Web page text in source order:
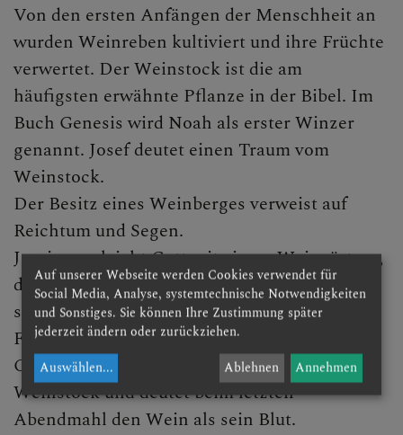
GLAUBEN
ERLEBEN
Pilgern
Lange Nacht der Kirchen
Dom & Hl. Hippolyt
Kirchen- & Denkmalpflege
Lesefreude
Seelische Gesundheit
Von den ersten Anfängen der Menschheit an
wurden Weinreben kultiviert und ihre Früchte
verwertet. Der Weinstock ist die am
häufigsten erwähnte Pflanze in der Bibel. Im
Buch Genesis wird Noah als erster Winzer
genannt. Josef deutet einen Traum vom
Weinstock.
Der Besitz eines Weinberges verweist auf
Reichtum und Segen.
Jesaja vergleicht Gott mit einem Weingärtner,
das Volk ist sein Weinberg. Eine große Rolle
spielt Wein im kultischen Bereich und bei
Festen.
Christus verwendet für sich das Bild vom
Weinstock und deutet beim letzten
Abendmahl den Wein als sein Blut.
Auf unserer Webseite werden Cookies verwendet für
Social Media, Analyse, systemtechnische Notwendigkeiten
und Sonstiges. Sie können Ihre Zustimmung später
jederzeit ändern oder zurückziehen.
Auswählen... Ablehnen Annehmen